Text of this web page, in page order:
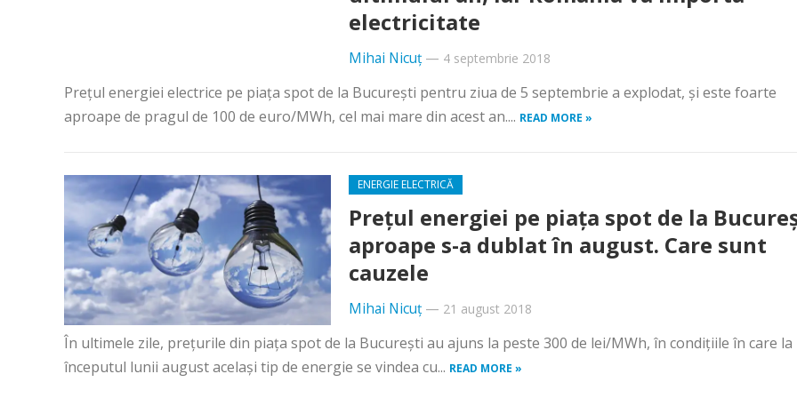
electricitate
Mihai Nicuț— 4 septembrie 2018
Preţul energiei electrice pe piaţa spot de la Bucureşti pentru ziua de 5 septembrie a explodat, şi este foarte
aproape de pragul de 100 de euro/MWh, cel mai mare din acest an.... READ MORE »
ENERGIE ELECTRICĂ
Preţul energiei pe piaţa spot de la
aproape s-a dublat în august. Care sunt
cauzele
Mihai Nicuț— 21 august 2018
În ultimele zile, preţurile din piaţa spot de la Bucureşti au ajuns la peste 300 de lei/MWh, în condiţiile în care la
începutul lunii august acelaşi tip de energie se vindea cu... READ MORE »